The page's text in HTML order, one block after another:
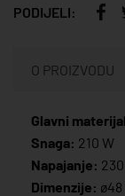
PODIJELI:
O PROIZVODU
Glavni
Snaga: 210 W
Napajanje:
Dimenzije: ø48